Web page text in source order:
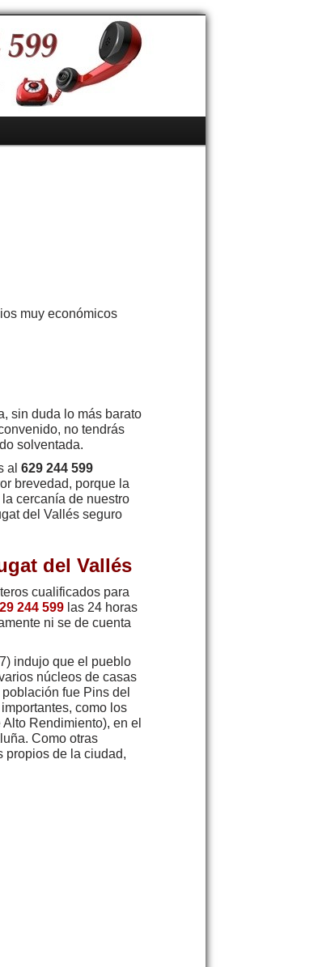
muy económicos
sin duda lo más barato
no tendrás
solventada.
al 629 244 599
brevedad, porque la
cercanía de nuestro
del Vallés seguro
del Vallés
cualificados para
244 599 las 24 horas
ni se de cuenta
indujo que el pueblo
núcleos de casas
fue Pins del
como los
Rendimiento), en el
Como otras
propios de la ciudad,